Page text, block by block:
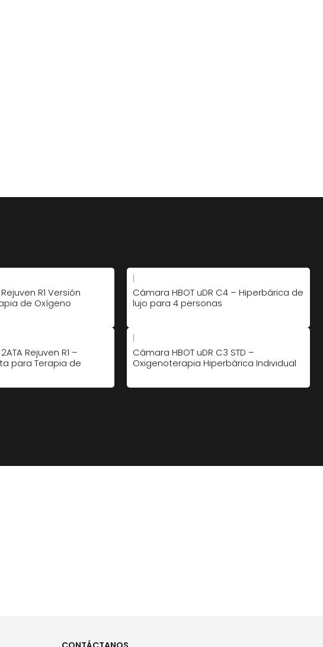
R1 Versión
de Oxígeno
Cámara HBOT uDR C4 – Hiperbárica de
lujo para 4 personas
Rejuven R1 –
para Terapia de
Cámara HBOT uDR C3 STD –
Oxigenoterapia Hiperbárica Individual